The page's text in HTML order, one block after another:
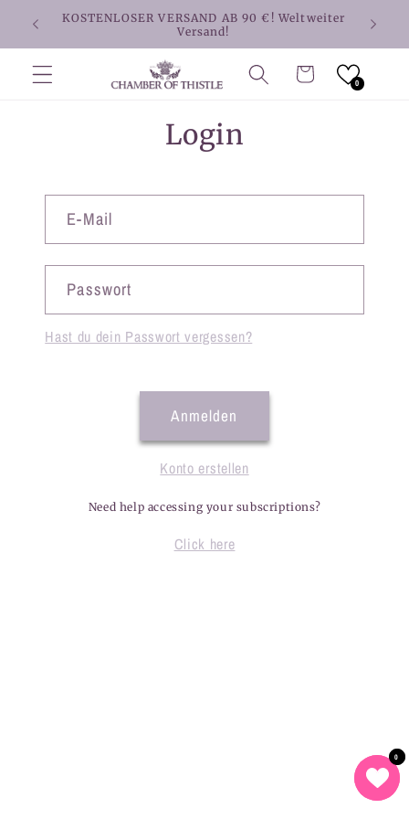
zum
KOSTENLOSER VERSAND AB 90 €! Weltweiter
Versand!
Warenkorb 0
Login
E-Mail
Passwort
Hast du dein Passwort vergessen?
Anmelden
Konto erstellen
Need help accessing your subscriptions?
Click here
00